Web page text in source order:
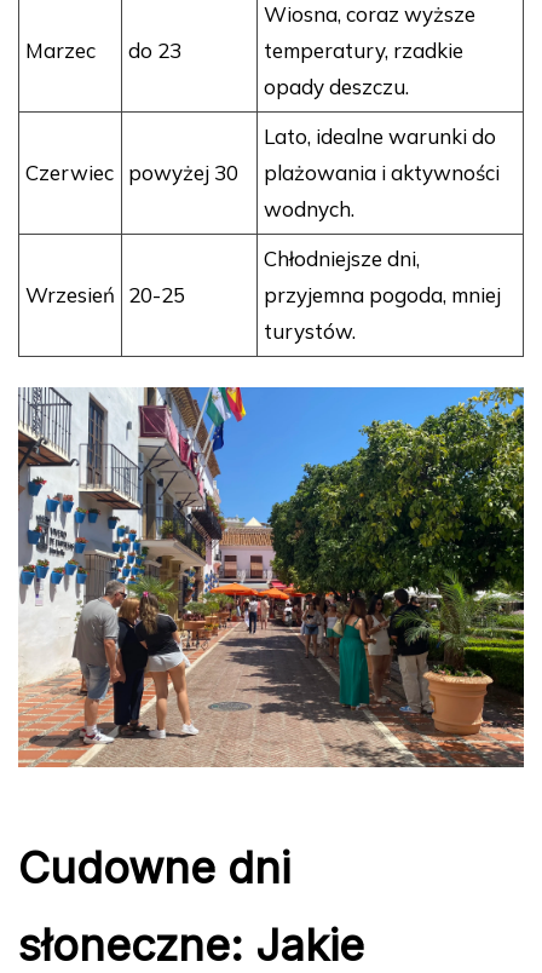
Marzec do 23
Wiosna, coraz wyższe
temperatury, rzadkie
opady deszczu.
Czerwiec powyżej 30
Lato, idealne warunki do
plażowania i aktywności
wodnych.
Wrzesień 20-25
Chłodniejsze dni,
przyjemna pogoda, mniej
turystów.
Cudowne dni
słoneczne: Jakie